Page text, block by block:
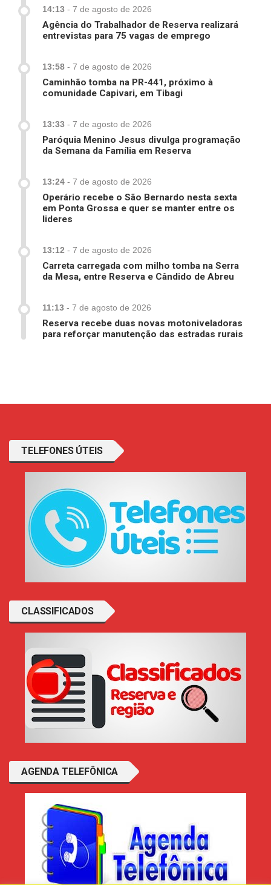
14:13 - 7 de agosto de 2026
Agência do Trabalhador de Reserva realizará
entrevistas para 75 vagas de emprego
13:58 - 7 de agosto de 2026
Caminhão tomba na PR-441, próximo à
comunidade Capivari, em Tibagi
13:33 - 7 de agosto de 2026
Paróquia Menino Jesus divulga programação
da Semana da Família em Reserva
13:24 - 7 de agosto de 2026
Operário recebe o São Bernardo nesta sexta
em Ponta Grossa e quer se manter entre os
lideres
13:12 - 7 de agosto de 2026
Carreta carregada com milho tomba na Serra
da Mesa, entre Reserva e Cândido de Abreu
11:13 - 7 de agosto de 2026
Reserva recebe duas novas motoniveladoras
para reforçar manutenção das estradas rurais
TELEFONES ÚTEIS
CLASSIFICADOS
AGENDA TELEFÔNICA